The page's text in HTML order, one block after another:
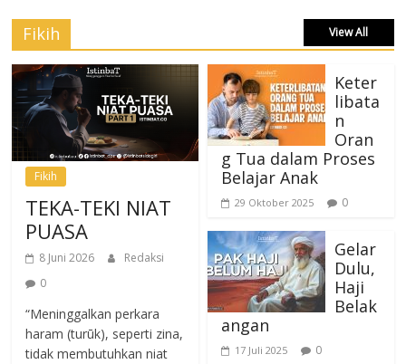
Fikih View All
Fikih
TEKA-TEKI NIAT
PUASA
8 Juni 2026
Redaksi
0
“Meninggalkan perkara
haram (turūk), seperti zina,
tidak membutuhkan niat
Keter
libata
n
Oran
g Tua dalam Proses
Belajar Anak
29 Oktober 2025 0
Gelar
Dulu,
Haji
Belak
angan
17 Juli 2025 0